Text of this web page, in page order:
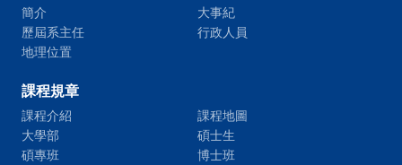
簡介
大事紀
歷屆系主任
行政人員
地理位置
課程規章
課程介紹
課程地圖
大學部
碩士生
碩專班
博士班